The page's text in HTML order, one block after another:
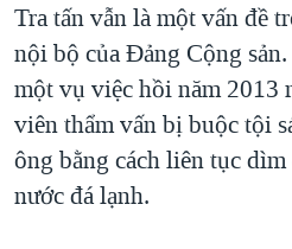
Tra tấn vẫn là một vấn đề
nội bộ của Đảng Cộng
một vụ việc hồi năm 2013
viên thẩm vấn bị buộc tội
ông bằng cách liên tục
nước đá lạnh.